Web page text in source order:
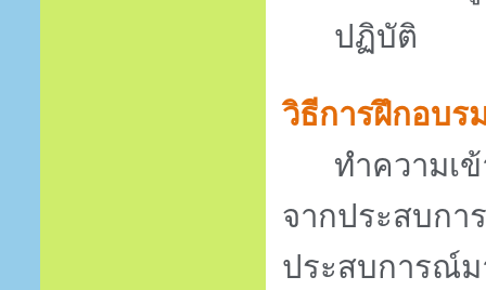
ปฏิบัติ
วิธีการฝึกอบร
ทำความเ
จากประสบกา
ประสบการณ์ม